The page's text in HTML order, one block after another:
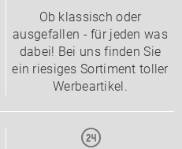
Ob klassisch oder
ausgefallen - für jeden was
dabei! Bei uns finden Sie
ein riesiges Sortiment toller
Werbeartikel.